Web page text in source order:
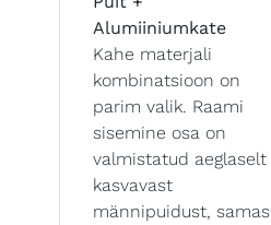
Alumiiniumkate
Kahe materjali
kombinatsioon on
parim valik. Raami
sisemine osa on
valmistatud aeglaselt
kasvavast
männipuidust, samas